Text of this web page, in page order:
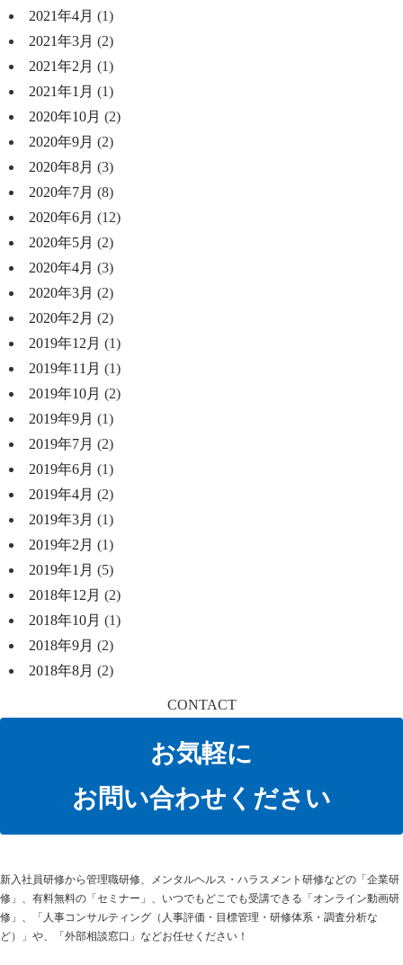
2021年4月 (1)
2021年3月 (2)
2021年2月 (1)
2021年1月 (1)
2020年10月 (2)
2020年9月 (2)
2020年8月 (3)
2020年7月 (8)
2020年6月 (12)
2020年5月 (2)
2020年4月 (3)
2020年3月 (2)
2020年2月 (2)
2019年12月 (1)
2019年11月 (1)
2019年10月 (2)
2019年9月 (1)
2019年7月 (2)
2019年6月 (1)
2019年4月 (2)
2019年3月 (1)
2019年2月 (1)
2019年1月 (5)
2018年12月 (2)
2018年10月 (1)
2018年9月 (2)
2018年8月 (2)
CONTACT
お気軽に
お問い合わせください
新⼊社員研修から管理職研修、メンタルヘルス・ハラスメント研修などの「企業研
修」、有料無料の「セミナー」、いつでもどこでも受講できる「オンライン動画研
修」、「人事コンサルティング（人事評価・目標管理・研修体系・調査分析な
ど）」や、「外部相談窓口」などお任せください！